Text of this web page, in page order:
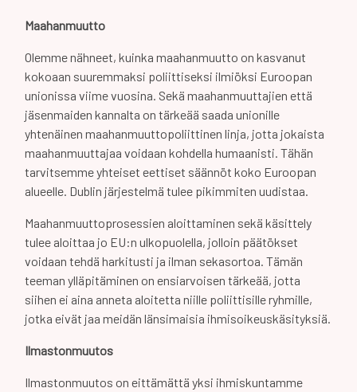
Maahanmuutto
Olemme nähneet, kuinka maahanmuutto on kasvanut
kokoaan suuremmaksi poliittiseksi ilmiöksi Euroopan
unionissa viime vuosina. Sekä maahanmuuttajien että
jäsenmaiden kannalta on tärkeää saada unionille
yhtenäinen maahanmuuttopoliittinen linja, jotta jokaista
maahanmuuttajaa voidaan kohdella humaanisti. Tähän
tarvitsemme yhteiset eettiset säännöt koko Euroopan
alueelle. Dublin järjestelmä tulee pikimmiten uudistaa.
Maahanmuuttoprosessien aloittaminen sekä käsittely
tulee aloittaa jo EU:n ulkopuolella, jolloin päätökset
voidaan tehdä harkitusti ja ilman sekasortoa. Tämän
teeman ylläpitäminen on ensiarvoisen tärkeää, jotta
siihen ei aina anneta aloitetta niille poliittisille ryhmille,
jotka eivät jaa meidän länsimaisia ihmisoikeuskäsityksiä.
Ilmastonmuutos
Ilmastonmuutos on eittämättä yksi ihmiskuntamme